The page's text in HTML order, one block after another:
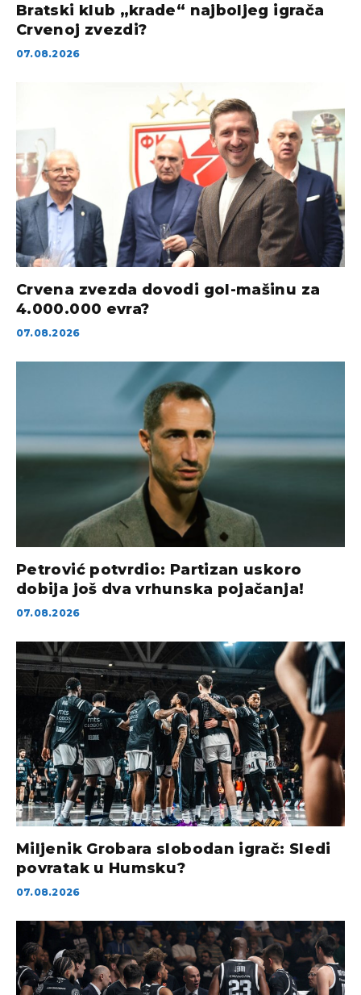
Bratski klub „krade“ najboljeg igrača
Crvenoj zvezdi?
07.08.2026
Crvena zvezda dovodi gol-mašinu za
4.000.000 evra?
07.08.2026
Petrović potvrdio: Partizan uskoro
dobija još dva vrhunska pojačanja!
07.08.2026
Miljenik Grobara slobodan igrač: Sledi
povratak u Humsku?
07.08.2026